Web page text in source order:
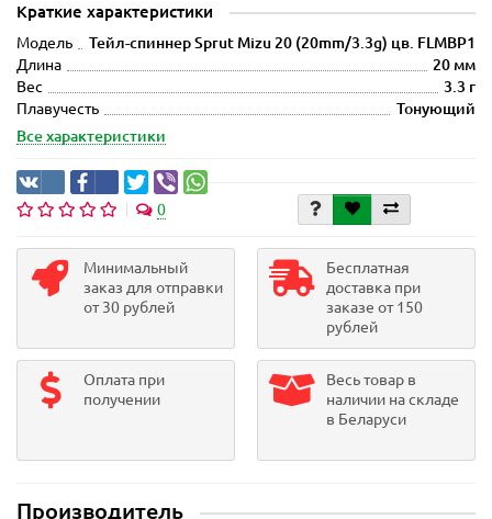
Краткие характеристики
Модель
Тейл-спиннер Sprut Mizu 20 (20mm/3.3g) цв. FLMBP1
Длина
20 мм
Вес
3.3 г
Плавучесть
Тонующий
Все характеристики
0
Минимальный
заказ для отправки
от 30 рублей
Бесплатная
доставка при
заказе от 150
рублей
Оплата при
получении
Весь товар в
наличии на складе
в Беларуси
Производитель